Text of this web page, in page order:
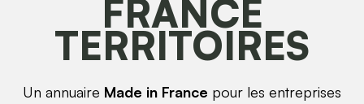
FRANCE
TERRITOIRES
Un annuaire Made in France pour les entreprises